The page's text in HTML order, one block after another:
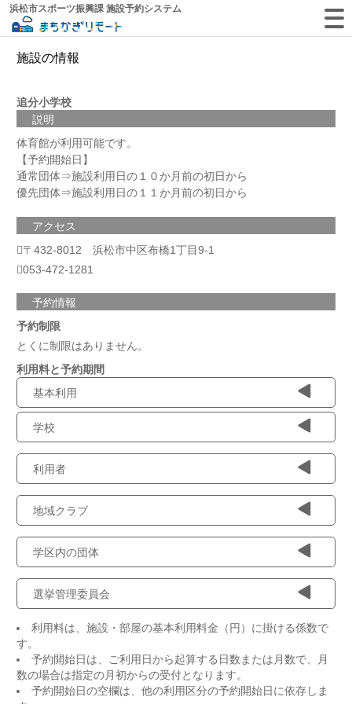
浜松市スポーツ振興課 施設予約システム
施設の情報
追分小学校
説明
体育館が利用可能です。
【予約開始日】
通常団体⇒施設利用日の１０か月前の初日から
優先団体⇒施設利用日の１１か月前の初日から
アクセス
〒432-8012 浜松市中区布橋1丁目9-1
053-472-1281
予約情報
予約制限
とくに制限はありません。
利用料と予約期間
基本利用
学校
利用者
地域クラブ
学区内の団体
選挙管理委員会
利用料は、施設・部屋の基本利用料金（円）に掛ける係数で
す。
予約開始日は、ご利用日から起算する日数または月数で、月
数の場合は指定の月初からの受付となります。
予約開始日の空欄は、他の利用区分の予約開始日に依存しま